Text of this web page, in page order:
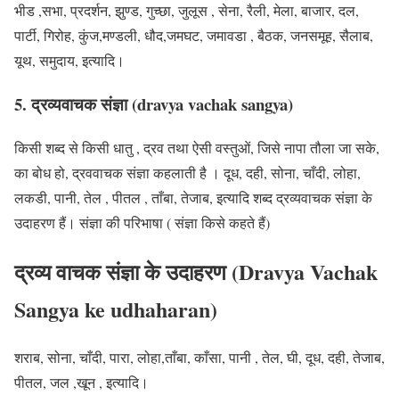
भीड ,सभा, प्रदर्शन, झुण्ड, गुच्छा, जुलूस , सेना, रैली, मेला, बाजार, दल,
पार्टी, गिरोह, कुंज,मण्डली, धौद,जमघट, जमावडा , बैठक, जनसमूह, सैलाब,
यूथ, समुदाय, इत्यादि।
5. द्रव्यवाचक संज्ञा (dravya vachak sangya)
किसी शब्द से किसीधातु , द्रवतथा ऐसी वस्तुओं, जिसे नापा तौला जा सके,
का बोध हो, द्रववाचक संज्ञा कहलाती है । दूध, दही, सोना, चाँदी, लोहा,
लकडी, पानी, तेल , पीतल , ताँबा, तेजाब,इत्यादि शब्द द्रव्यवाचक संज्ञा के
उदाहरण हैं। संज्ञा की परिभाषा ( संज्ञा किसे कहते हैं)
द्रव्य वाचक संज्ञा के उदाहरण (Dravya Vachak
Sangya ke udhaharan)
शराब, सोना, चाँदी, पारा, लोहा,ताँबा, काँसा, पानी , तेल, घी, दूध, दही, तेजाब,
पीतल, जल ,खून , इत्यादि।